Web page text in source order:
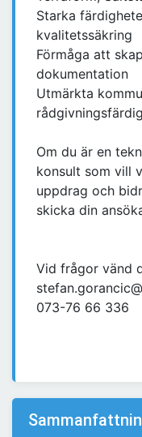
Starka
kvalitetssäkring
Förmåga att
dokumentation
Utmärkta
Om du är en
konsult som vill
uppdrag och
skicka din
Vid frågor vänd
073-76 66 336